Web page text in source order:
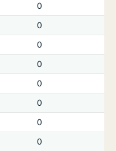
0
0
0
0
0
0
0
0